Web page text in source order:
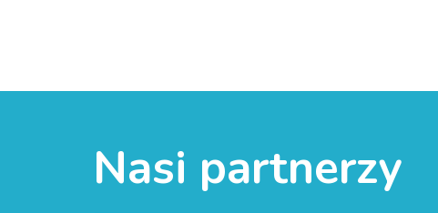
Nasi partnerzy